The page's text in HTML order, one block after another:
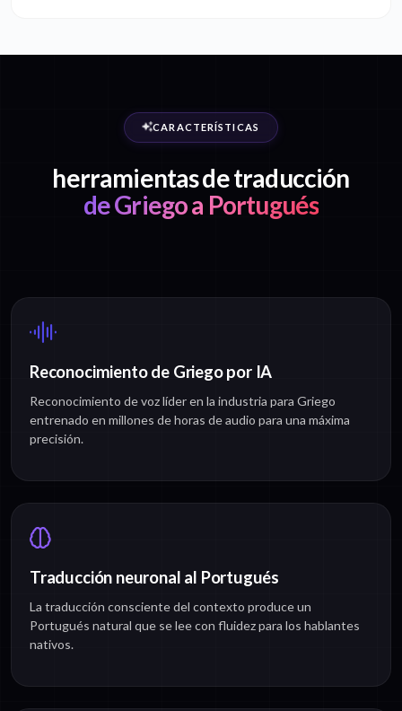
CARACTERÍSTICAS
herramientas de traducción
de Griego a Portugués
Reconocimiento de Griego por IA
Reconocimiento de voz líder en la industria para Griego
entrenado en millones de horas de audio para una máxima
precisión.
Traducción neuronal al Portugués
La traducción consciente del contexto produce un
Portugués natural que se lee con fluidez para los hablantes
nativos.